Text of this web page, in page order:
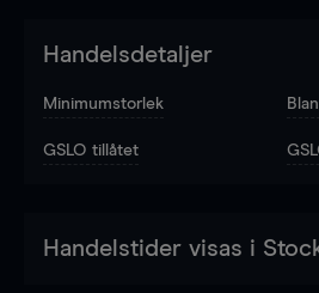
Handelsdetaljer
Minimumstorlek
GSLO tillåtet
Handelstider visas i